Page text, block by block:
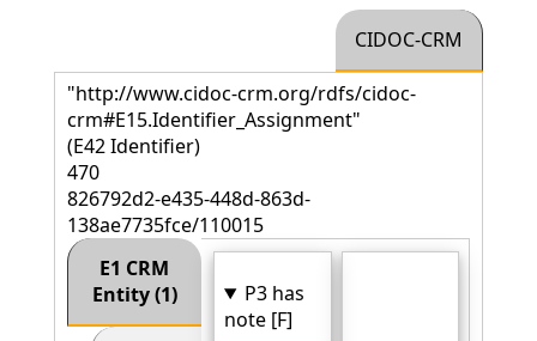
CIDOC-CRM
"http://www.cidoc-crm.org/rdfs/cidoc-
crm#E15.Identifier_Assignment"
(E42 Identifier)
470
826792d2-e435-448d-863d-
138ae7735fce/110015
E1 CRM
Entity (1)
P3 has
note [F]